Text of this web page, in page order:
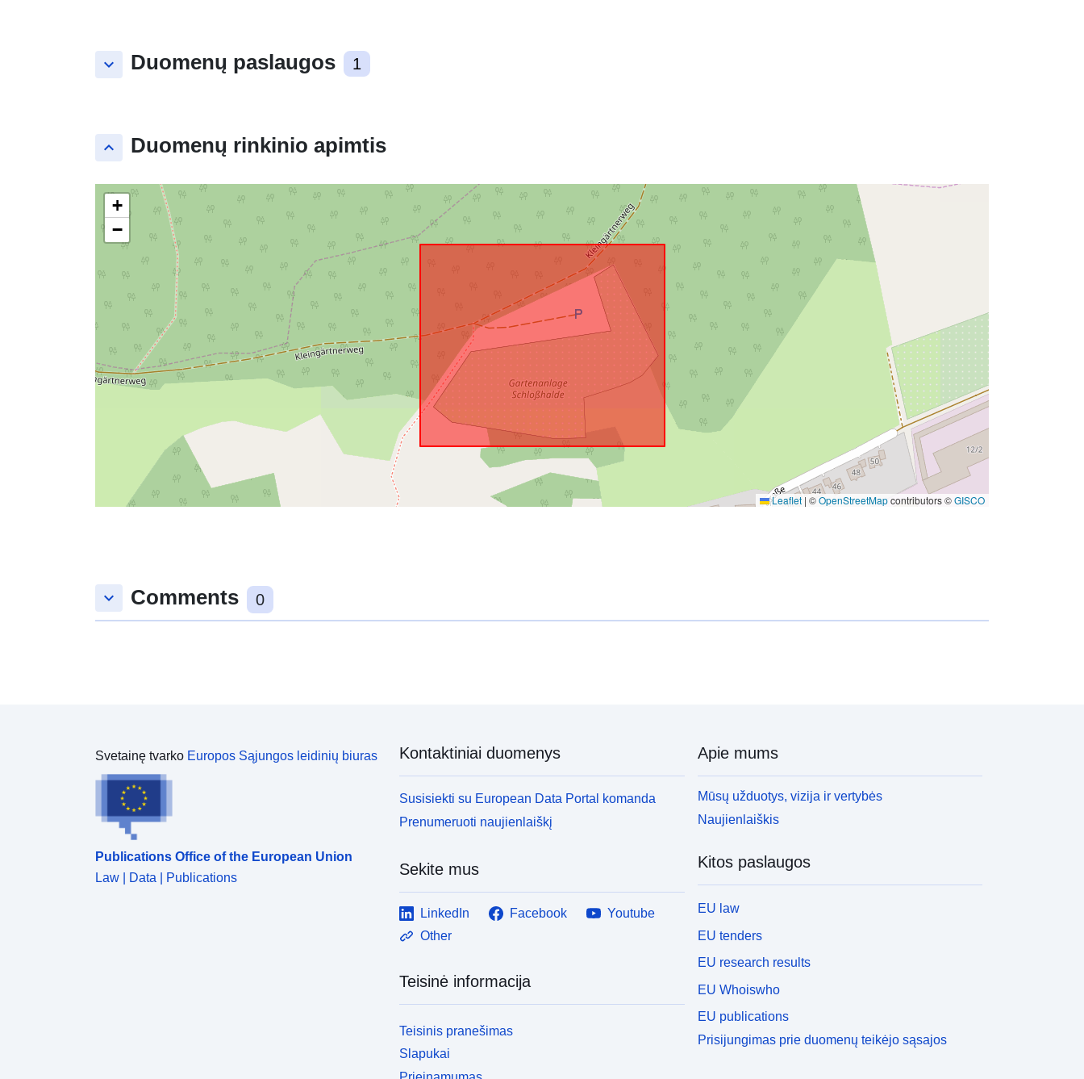
keyboard_arrow_down Duomenų paslaugos 1
keyboard_arrow_up Duomenų rinkinio apimtis
+
−
Leaflet | ©OpenStreetMapcontributors ©GISCO
keyboard_arrow_down Comments 0
Svetainę tvarko Europos Sąjungos leidinių biuras
Publications Office of the European Union
Law | Data | Publications
Kontaktiniai duomenys
Susisiekti su European Data Portal komanda
Prenumeruoti naujienlaiškį
Sekite mus
LinkedIn Facebook
Youtube
Other
Teisinė informacija
Teisinis pranešimas
Slapukai
Apie mums
Mūsų užduotys, vizija ir vertybės
Naujienlaiškis
Kitos paslaugos
EU law
EU tenders
EU research results
EU Whoiswho
EU publications
Prisijungimas prie duomenų teikėjo sąsajos